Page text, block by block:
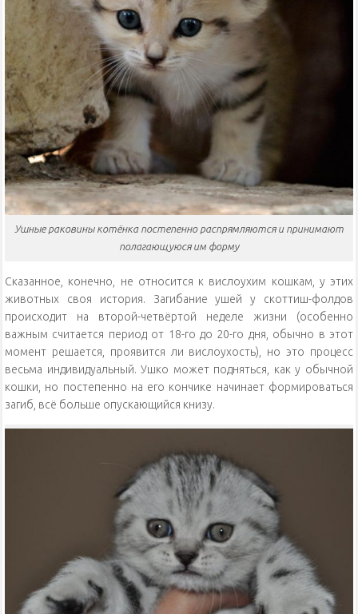
Ушные раковины котёнка постепенно распрямляются и принимают
полагающуюся им форму
Сказанное, конечно, не относится к вислоухим кошкам, у этих
животных своя история. Загибание ушей у скоттиш-фолдов
происходит на второй-четвёртой неделе жизни (особенно
важным считается период от 18-го до 20-го дня, обычно в этот
момент решается, проявится ли вислоухость), но это процесс
весьма индивидуальный. Ушко может подняться, как у обычной
кошки, но постепенно на его кончике начинает формироваться
загиб, всё больше опускающийся книзу.